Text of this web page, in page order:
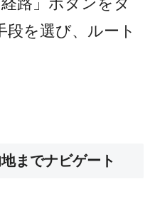
段を選び、ルート
までナビゲート